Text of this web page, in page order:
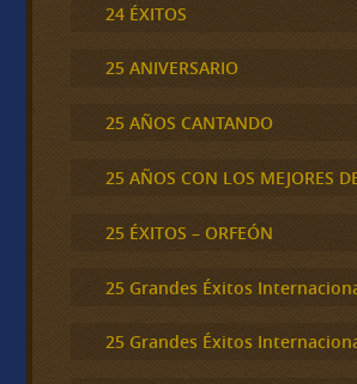
24 ÉXITOS
25 ANIVERSARIO
25 AÑOS CANTANDO
25 AÑOS CON LOS MEJORES
25 ÉXITOS – ORFEÓN
25 Grandes Éxitos
25 Grandes Éxitos